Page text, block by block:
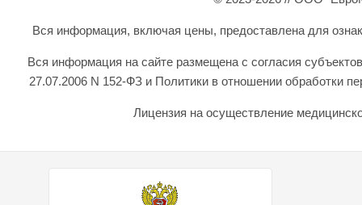
Вся информация, включая цены, предоставлена для
Вся информация на сайте размещена с согласия
27.07.2006 N 152-ФЗ и Политики в отношении обработки
Лицензия на осуществление